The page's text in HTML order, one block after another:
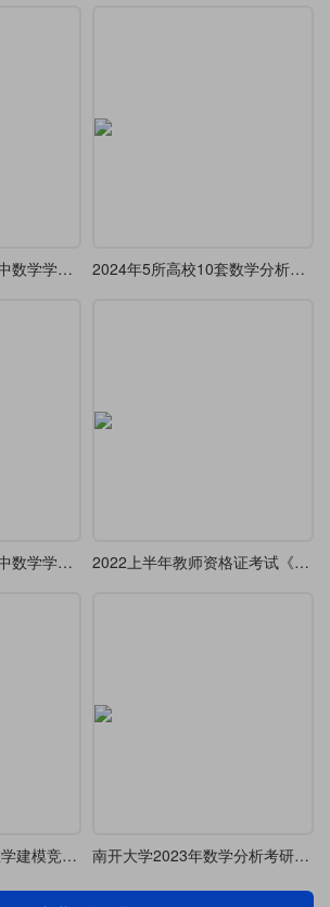
中小学教师资格《高中数学学科知识与教学能力》历年11套笔试试题（2018上半年-2023下半年） 2024年5所高校10套数学分析与高等代数考研真题
中小学教师资格《高中数学学科知识与教学能力》历年10套笔试试题（2013-2017年） 2022上半年教师资格证考试《高中数学》真题
2023年美国大学生数学建模竞赛论文排版示例 南开大学2023年数学分析考研真题与解析